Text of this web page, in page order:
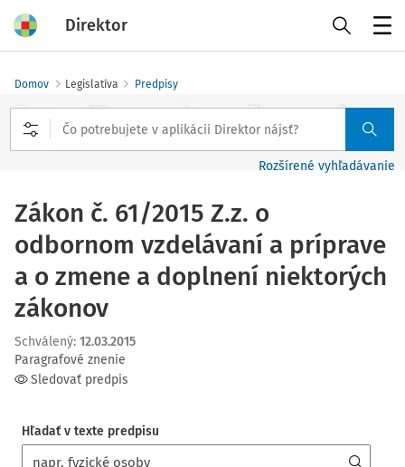
Direktor
Domov Legislatíva Predpisy
Rozšírené vyhľadávanie
Zákon č. 61/2015 Z.z. o
odbornom vzdelávaní a príprave
a o zmene a doplnení niektorých
zákonov
Schválený: 12.03.2015
Paragrafové znenie
Sledovať predpis
Hľadať v texte predpisu